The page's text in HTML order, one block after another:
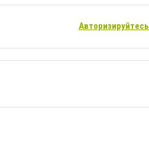
Авторизируйтесь